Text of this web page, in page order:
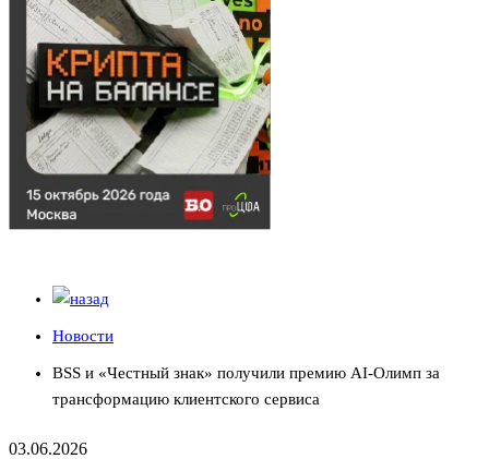
Новости
BSS и «Честный знак» получили премию AI-Олимп за
трансформацию клиентского сервиса
03.06.2026